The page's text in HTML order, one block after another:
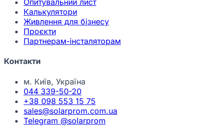
Опитувальний лист
Калькулятори
Живлення для бізнесу
Проєкти
Партнерам-інсталяторам
Контакти
м. Київ, Україна
044 339-50-20
+38 098 553 15 75
sales@solarprom.com.ua
Telegram @solarprom